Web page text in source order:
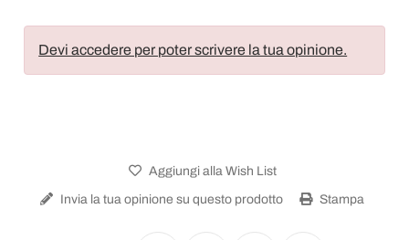
Devi accedere per poter scrivere la tua opinione.
Aggiungi alla Wish List
Invia la tua opinione su questo prodotto Stampa